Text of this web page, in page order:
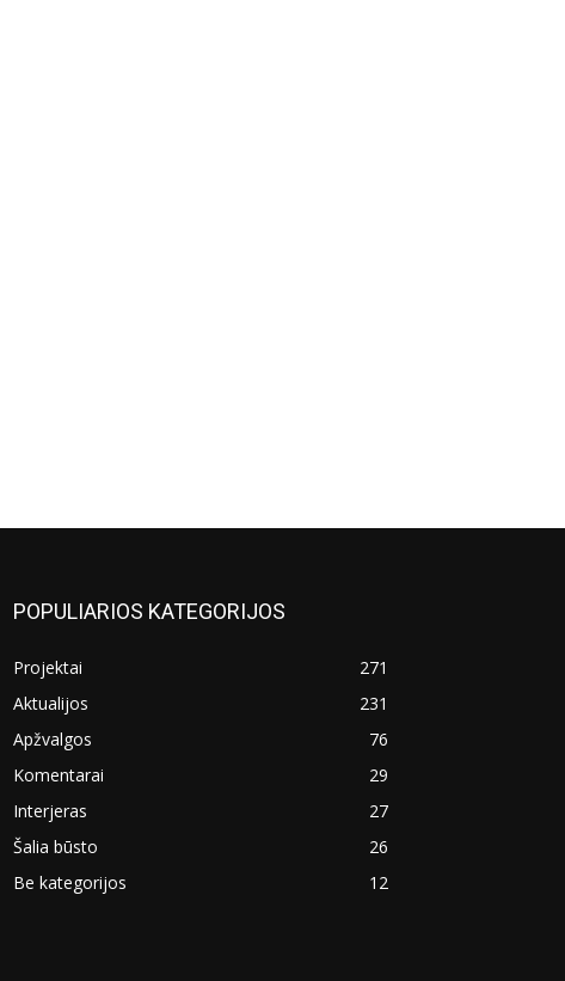
POPULIARIOS KATEGORIJOS
Projektai
271
Aktualijos
231
Apžvalgos
76
Komentarai
29
Interjeras
27
Šalia būsto
26
Be kategorijos
12